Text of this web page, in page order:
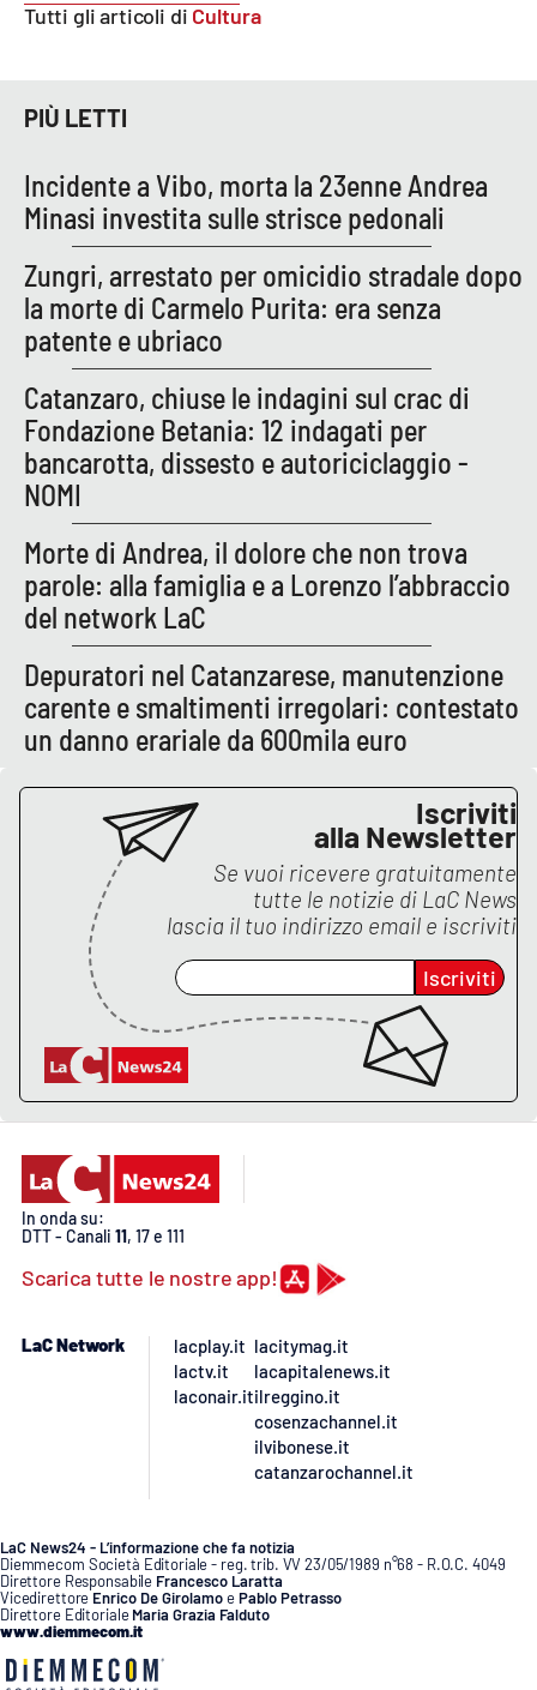
Tutti gli articoli di Cultura
PIÙ LETTI
Incidente a Vibo, morta la 23enne Andrea
Minasi investita sulle strisce pedonali
Zungri, arrestato per omicidio stradale dopo
la morte di Carmelo Purita: era senza
patente e ubriaco
Catanzaro, chiuse le indagini sul crac di
Fondazione Betania: 12 indagati per
bancarotta, dissesto e autoriciclaggio -
NOMI
Morte di Andrea, il dolore che non trova
parole: alla famiglia e a Lorenzo l’abbraccio
del network LaC
Depuratori nel Catanzarese, manutenzione
carente e smaltimenti irregolari: contestato
un danno erariale da 600mila euro
Iscriviti
alla Newsletter
Se vuoi ricevere gratuitamente
tutte le notizie di LaC News
lascia il tuo indirizzo email e iscriviti
Iscriviti
In onda su:
DTT - Canali 11, 17 e 111
Scarica tutte le nostre app!
LaC Network
lacplay.it
lactv.it
laconair.it
lacitymag.it
lacapitalenews.it
ilreggino.it
cosenzachannel.it
ilvibonese.it
catanzarochannel.it
LaC News24 - L’informazione che fa notizia
Diemmecom Società Editoriale - reg. trib. VV 23/05/1989 n°68 - R.O.C. 4049
Direttore Responsabile Francesco Laratta
Vicedirettore Enrico De GirolamoePablo Petrasso
Direttore Editoriale Maria Grazia Falduto
www.diemmecom.it